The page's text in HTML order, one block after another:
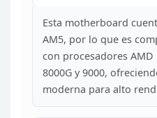
Esta motherboard
AM5, por lo que es
con procesadores AMD
8000G y 9000,
moderna para alto